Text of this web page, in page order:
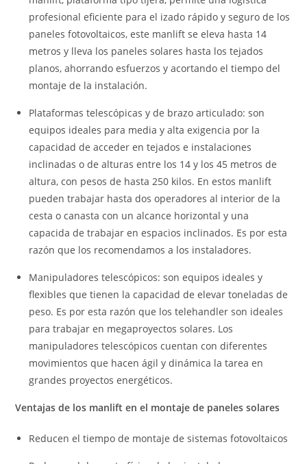
profesional eficiente para el izado rápido y seguro de los
paneles fotovoltaicos, este manlift se eleva hasta 14
metros y lleva los paneles solares hasta los tejados
planos, ahorrando esfuerzos y acortando el tiempo del
montaje de la instalación.
Plataformas telescópicas y de brazo articulado: son
equipos ideales para media y alta exigencia por la
capacidad de acceder en tejados e instalaciones
inclinadas o de alturas entre los 14 y los 45 metros de
altura, con pesos de hasta 250 kilos. En estos manlift
pueden trabajar hasta dos operadores al interior de la
cesta o canasta con un alcance horizontal y una
capacida de trabajar en espacios inclinados. Es por esta
razón que los recomendamos a los instaladores.
Manipuladores telescópicos: son equipos ideales y
flexibles que tienen la capacidad de elevar toneladas de
peso. Es por esta razón que los telehandler son ideales
para trabajar en megaproyectos solares. Los
manipuladores telescópicos cuentan con diferentes
movimientos que hacen ágil y dinámica la tarea en
grandes proyectos energéticos.
Ventajas de los manlift en el montaje de paneles solares
Reducen el tiempo de montaje de sistemas fotovoltaicos